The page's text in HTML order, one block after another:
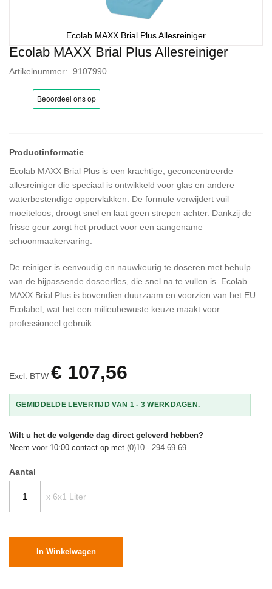
Ecolab MAXX Brial Plus Allesreiniger
Artikelnummer 9107990
Ecolab MAXX Brial Plus is een krachtige, geconcentreerde
allesreiniger die speciaal is ontwikkeld voor glas en andere
waterbestendige oppervlakken. De formule verwijdert vuil
moeiteloos, droogt snel en laat geen strepen achter. Dankzij de
frisse geur zorgt het product voor een aangename
schoonmaakervaring.
De reiniger is eenvoudig en nauwkeurig te doseren met behulp
van de bijpassende doseerfles, die snel na te vullen is. Ecolab
MAXX Brial Plus is bovendien duurzaam en voorzien van het EU
Ecolabel, wat het een milieubewuste keuze maakt voor
professioneel gebruik.
Excl. BTW € 107,56
GEMIDDELDE LEVERTIJD VAN 1 - 3 WERKDAGEN.
Wilt u het de volgende dag direct geleverd hebben?
Neem voor 10:00 contact op met (0)10 - 294 69 69
Aantal
x 6x1 Liter
In Winkelwagen
Ecolab MAXX Brial Plus Allesreiniger
Ga
het